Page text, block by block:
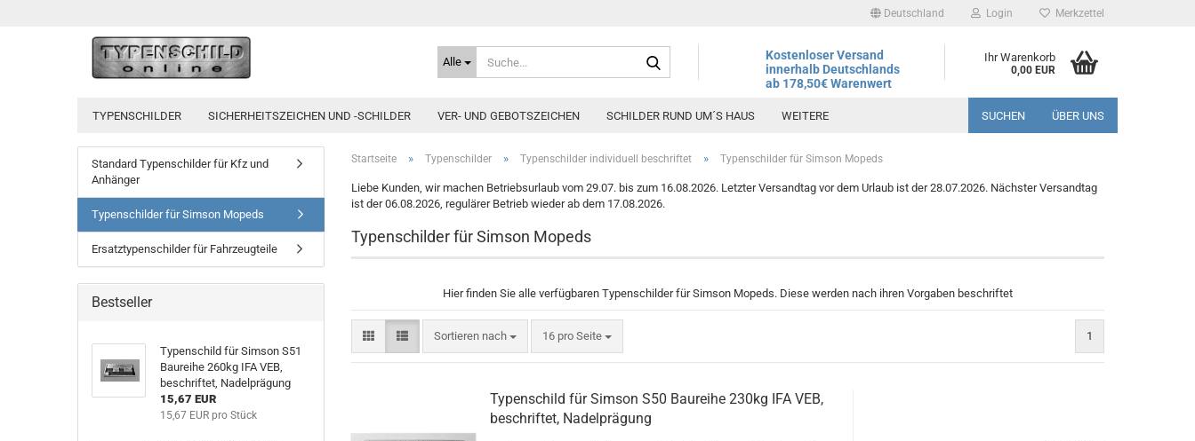
Deutschland Login Merkzettel
Alle
Kostenloser Versand
innerhalb Deutschlands
ab 178,50€ Warenwert
Ihr Warenkorb
0,00 EUR
TYPENSCHILDER SICHERHEITSZEICHEN UND -SCHILDER VER- UND GEBOTSZEICHEN SCHILDER RUND UM´S HAUS SUCHEN ÜBER UNS
WEITERE
Startseite » Typenschilder » Typenschilder individuell beschriftet » Typenschilder für Simson Mopeds
Liebe Kunden, wir machen Betriebsurlaub vom 29.07. bis zum 16.08.2026. Letzter Versandtag vor dem Urlaub ist der 28.07.2026. Nächster Versandtag
ist der 06.08.2026, regulärer Betrieb wieder ab dem 17.08.2026.
Typenschilder für Simson Mopeds
Hier finden Sie alle verfügbaren Typenschilder für Simson Mopeds. Diese werden nach ihren Vorgaben beschriftet
Sortieren nach
Sortieren nach 16 pro Seite
pro Seite 1
Typenschild für Simson S50 Baureihe 230kg IFA VEB,
beschriftet, Nadelprägung
Standard Typenschilder für Kfz und
Anhänger
Typenschilder für Simson Mopeds
Ersatztypenschilder für Fahrzeugteile
Bestseller
Typenschild für Simson S51
Baureihe 260kg IFA VEB,
beschriftet, Nadelprägung
15,67 EUR
15,67 EUR pro Stück